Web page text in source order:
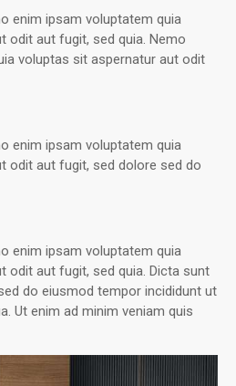
enim ipsam voluptatem quia
odit aut fugit, sed quia. Nemo
voluptas sit aspernatur aut odit
enim ipsam voluptatem quia
odit aut fugit, sed dolore sed do
enim ipsam voluptatem quia
odit aut fugit, sed quia. Dicta sunt
do eiusmod tempor incididunt ut
Ut enim ad minim veniam quis